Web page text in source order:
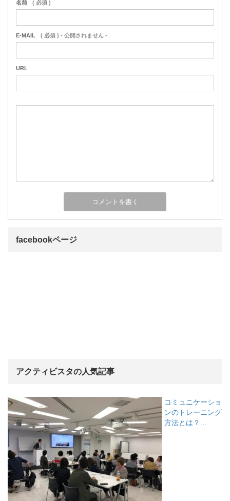
名前 ( 必須 )
E-MAIL ( 必須 ) - 公開されません -
URL
facebookページ
アクティビスタの人気記事
コミュニケーショ
ンのトレーニング
方法とは？...